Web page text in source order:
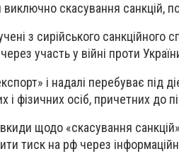
скасування санкцій,
з сирійського
участь у війні проти
і надалі перебуває під
і фізичних осіб, причетних до
щодо «скасування
тиск на рф через